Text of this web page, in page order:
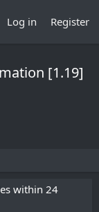
Log in Register
[1.19]
within 24